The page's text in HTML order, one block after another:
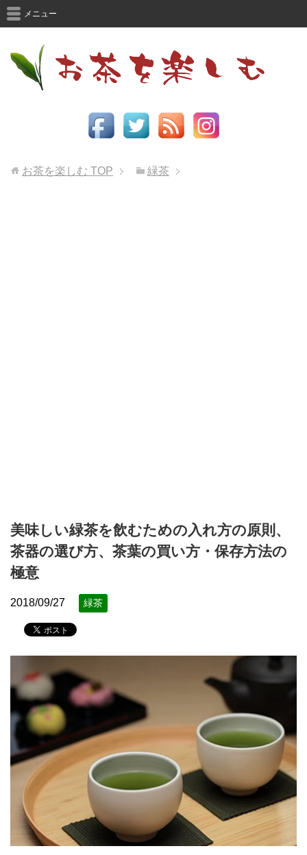
メニュー
お茶を楽しむ TOP 緑茶
美味しい緑茶を飲むための入れ方の原則、
茶器の選び方、茶葉の買い方・保存方法の
極意
2018/09/27 緑茶